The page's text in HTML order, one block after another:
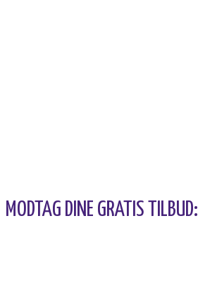
MODTAG DINE GRATIS TILBUD: